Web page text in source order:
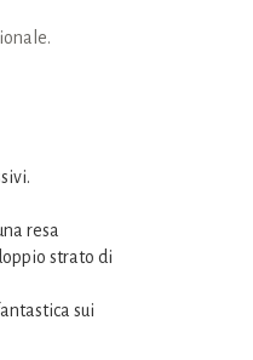
resa
strato di
sui